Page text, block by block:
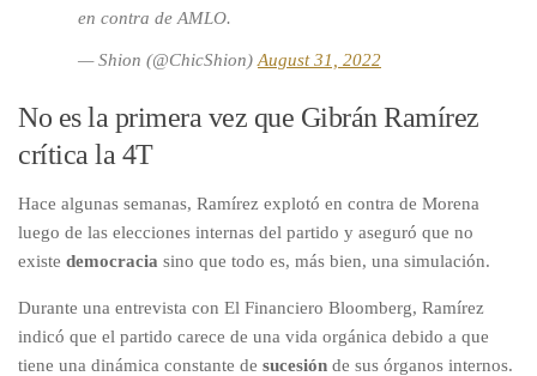
en contra de AMLO.
— Shion (@ChicShion) August 31, 2022
No es la primera vez que Gibrán Ramírez
crítica la 4T
Hace algunas semanas, Ramírez explotó en contra de Morena
luego de las elecciones internas del partido y aseguró que no
existe democracia sino que todo es, más bien, una simulación.
Durante una entrevista con El Financiero Bloomberg, Ramírez
indicó que el partido carece de una vida orgánica debido a que
tiene una dinámica constante de sucesión de sus órganos internos.